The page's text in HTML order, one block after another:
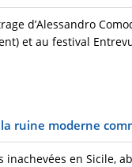
d’Alessandro
et au festival
ruine moderne
inachevées en Sicile,